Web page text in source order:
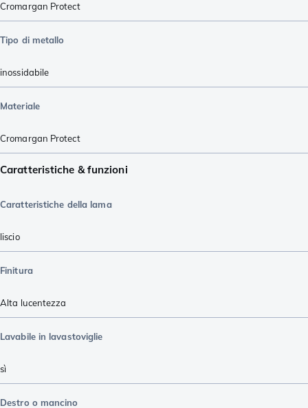
Cromargan Protect
Tipo di metallo
inossidabile
Materiale
Cromargan Protect
Caratteristiche & funzioni
Caratteristiche della lama
liscio
Finitura
Alta lucentezza
Lavabile in lavastoviglie
sì
Destro o mancino